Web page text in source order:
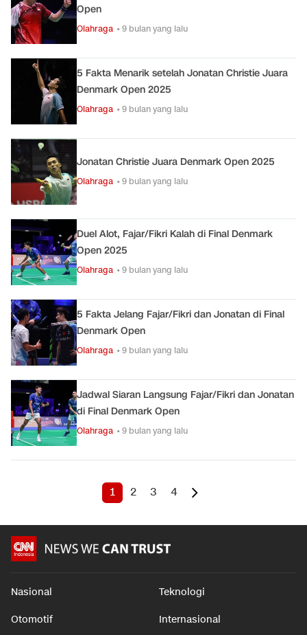
Open
Olahraga • 9 bulan yang lalu
5 Fakta Menarik setelah Jonatan Christie Juara
Denmark Open 2025
Olahraga • 9 bulan yang lalu
Jonatan Christie Juara Denmark Open 2025
Olahraga • 9 bulan yang lalu
Duel Alot, Fajar/Fikri Kalah di Final Denmark
Open 2025
Olahraga • 9 bulan yang lalu
5 Fakta Jelang Fajar/Fikri dan Jonatan di Final
Denmark Open
Olahraga • 9 bulan yang lalu
Jadwal Siaran Langsung Fajar/Fikri dan Jonatan
di Final Denmark Open
Olahraga • 9 bulan yang lalu
1 2 3 4
Nasional Teknologi
Otomotif Internasional